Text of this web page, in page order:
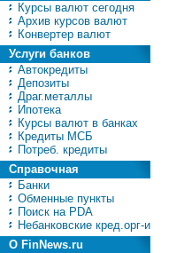
Курсы валют сегодня
Архив курсов валют
Конвертер валют
Услуги банков
Автокредиты
Депозиты
Драг.металлы
Ипотека
Курсы валют в банках
Кредиты МСБ
Потреб. кредиты
Справочная
Банки
Обменные пункты
Поиск на PDA
Небанковские кред.орг-и
О FinNews.ru